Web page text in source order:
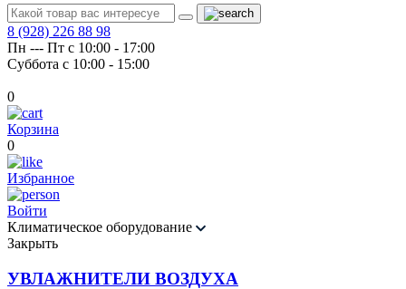
8 (928) 226 88 98
Пн --- Пт с 10:00 - 17:00
Суббота с 10:00 - 15:00
0
Корзина
0
Избранное
Войти
Климатическое оборудование
Закрыть
УВЛАЖНИТЕЛИ ВОЗДУХА